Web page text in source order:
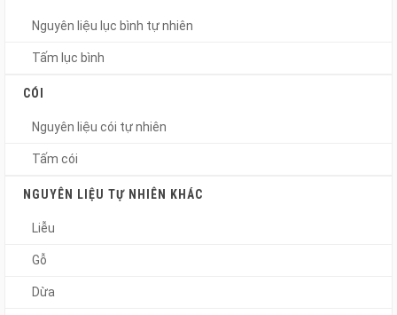
Nguyên liệu lục bình tự nhiên
Tấm lục bình
CÓI
Nguyên liệu cói tự nhiên
Tấm cói
NGUYÊN LIỆU TỰ NHIÊN KHÁC
Liễu
Gỗ
Dừa